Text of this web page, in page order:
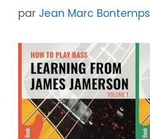
par Jean Marc Bontemps